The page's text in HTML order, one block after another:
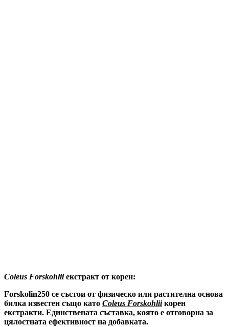
Coleus Forskohliiекстракт от корен:
Forskolin250 се състои от физическо или растителна основа
билка известен също като Coleus Forskohliiкорен
екстракти. Единствената съставка, която е отговорна за
цялостната ефективност на добавката.